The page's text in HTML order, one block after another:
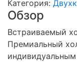
Категория:
Обзор
Встраиваемый
Премиальный